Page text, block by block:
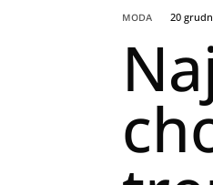
MODA 20